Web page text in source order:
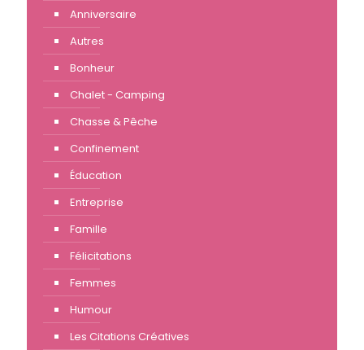
Anniversaire
Autres
Bonheur
Chalet - Camping
Chasse & Pêche
Confinement
Éducation
Entreprise
Famille
Félicitations
Femmes
Humour
Les Citations Créatives